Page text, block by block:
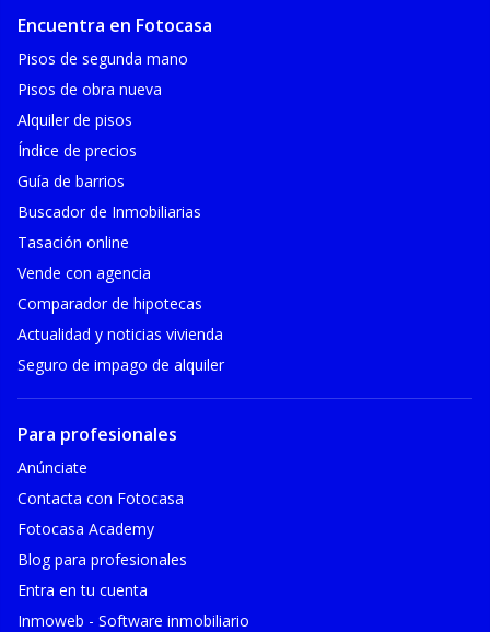
Encuentra en Fotocasa
Pisos de segunda mano
Pisos de obra nueva
Alquiler de pisos
Índice de precios
Guía de barrios
Buscador de Inmobiliarias
Tasación online
Vende con agencia
Comparador de hipotecas
Actualidad y noticias vivienda
Seguro de impago de alquiler
Para profesionales
Anúnciate
Contacta con Fotocasa
Fotocasa Academy
Blog para profesionales
Entra en tu cuenta
Inmoweb - Software inmobiliario